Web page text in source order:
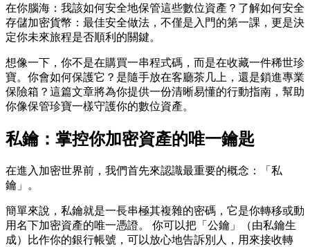
在你腦海：我該如何安全地保管這些數位資產？了解如何安全
存儲加密貨幣：最佳安全做法 ，不僅是入門的第一課，更是決
定你未來旅程是否順利的關鍵。
想像一下，你不是在購買一串程式碼，而是在收藏一件稀世珍
寶。你會如何保護它？是隨手放在客廳茶几上，還是鎖進專業
保險箱？這篇文章將為你提供一份清晰易懂的行動指南，幫助
你像保管珍寶一樣守護你的數位資產。
私鑰：掌控你加密資產的唯一鑰匙
在進入加密世界前，我們首先來認識最重要的概念：「私
鑰」。
簡單來說，私鑰就是一長串極其複雜的密碼，它是你轉移或動
用名下加密資產的唯一憑證。 你可以把「公鑰」（由私鑰生
成）比作你的銀行帳號，可以放心地告訴別人，用來接收轉